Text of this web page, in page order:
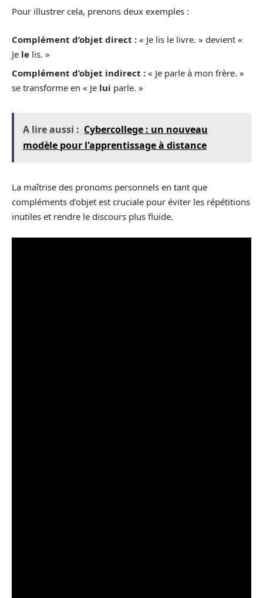
Pour illustrer cela, prenons deux exemples :
Complément d’objet direct : « Je lis le livre. » devient «
Je le lis. »
Complément d’objet indirect : « Je parle à mon frère. »
se transforme en « Je lui parle. »
A lire aussi : Cybercollege : un nouveau
modèle pour l'apprentissage à distance
La maîtrise des pronoms personnels en tant que
compléments d’objet est cruciale pour éviter les répétitions
inutiles et rendre le discours plus fluide.